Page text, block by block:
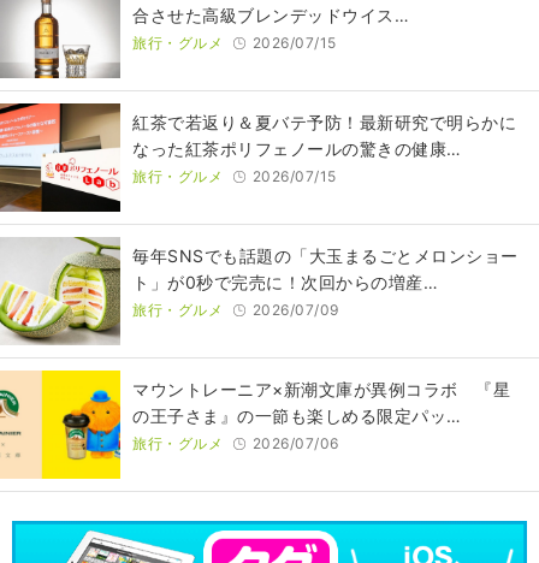
合させた高級ブレンデッドウイス…
旅行・グルメ 2026/07/15
紅茶で若返り＆夏バテ予防！最新研究で明らかに
なった紅茶ポリフェノールの驚きの健康…
旅行・グルメ 2026/07/15
毎年SNSでも話題の「大玉まるごとメロンショー
ト」が0秒で完売に！次回からの増産…
旅行・グルメ 2026/07/09
マウントレーニア×新潮文庫が異例コラボ 『星
の王子さま』の一節も楽しめる限定パッ…
旅行・グルメ 2026/07/06